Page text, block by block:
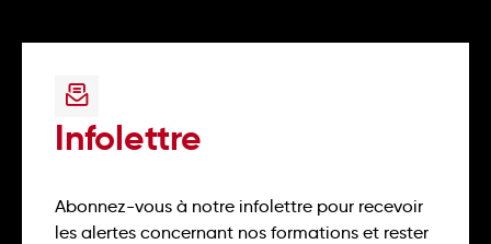
Infolettre
Abonnez-vous à notre infolettre pour recevoir
les alertes concernant nos formations et rester